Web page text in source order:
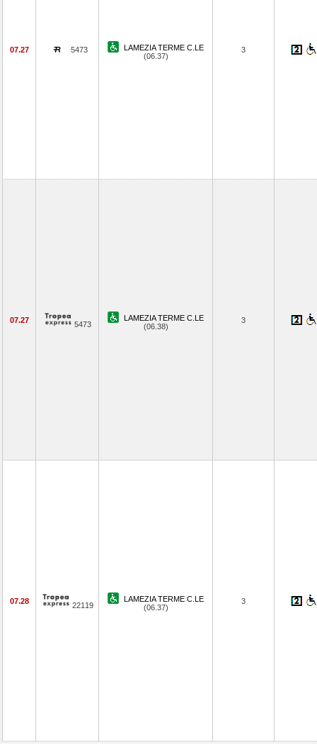
07.27 5473
LAMEZIA TERME C.LE
(06.37)
3
07.27 5473
LAMEZIA TERME C.LE
(06.38)
3
07.28 22119
LAMEZIA TERME C.LE
(06.37)
3